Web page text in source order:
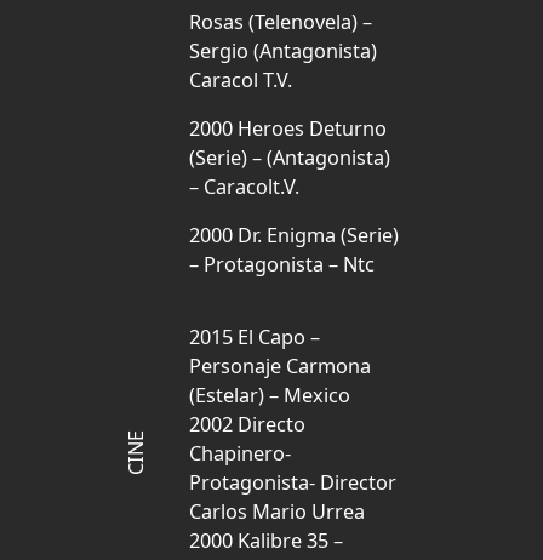
Rosas (Telenovela) –
Sergio (Antagonista)
Caracol T.V.
2000 Heroes Deturno
(Serie) – (Antagonista)
– Caracolt.V.
2000 Dr. Enigma (Serie)
– Protagonista – Ntc
CINE
2015 El Capo –
Personaje Carmona
(Estelar) – Mexico
2002 Directo
Chapinero-
Protagonista- Director
Carlos Mario Urrea
2000 Kalibre 35 –